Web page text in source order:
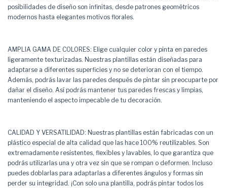
posibilidades de diseño son infinitas, desde patrones geométricos
modernos hasta elegantes motivos florales.
AMPLIA GAMA DE COLORES: Elige cualquier color y pinta en paredes
ligeramente texturizadas. Nuestras plantillas están diseñadas para
adaptarse a diferentes superficies y no se deterioran con el tiempo.
Además, podrás lavar las paredes después de pintar sin preocuparte por
dañar el diseño. Así podrás mantener tus paredes frescas y limpias,
manteniendo el aspecto impecable de tu decoración.
CALIDAD Y VERSATILIDAD: Nuestras plantillas están fabricadas con un
plástico especial de alta calidad que las hace 100% reutilizables. Son
extremadamente resistentes, flexibles y lavables, lo que garantiza que
podrás utilizarlas una y otra vez sin que se rompan o deformen. Incluso
puedes doblarlas para adaptarlas a diferentes ángulos y formas sin
perder su integridad. ¡Con solo una plantilla, podrás pintar todos los